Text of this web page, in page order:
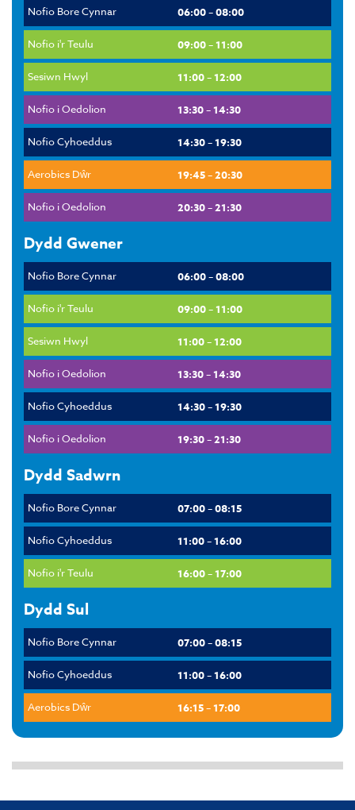
Nofio Bore Cynnar 06:00 – 08:00
Nofio i'r Teulu 09:00 – 11:00
Sesiwn Hwyl 11:00 – 12:00
Nofio i Oedolion 13:30 – 14:30
Nofio Cyhoeddus 14:30 – 19:30
Aerobics Dŵr 19:45 – 20:30
Nofio i Oedolion 20:30 – 21:30
Dydd Gwener
Nofio Bore Cynnar 06:00 – 08:00
Nofio i'r Teulu 09:00 – 11:00
Sesiwn Hwyl 11:00 – 12:00
Nofio i Oedolion 13:30 – 14:30
Nofio Cyhoeddus 14:30 – 19:30
Nofio i Oedolion 19:30 – 21:30
Dydd Sadwrn
Nofio Bore Cynnar 07:00 – 08:15
Nofio Cyhoeddus 11:00 – 16:00
Nofio i'r Teulu 16:00 – 17:00
Dydd Sul
Nofio Bore Cynnar 07:00 – 08:15
Nofio Cyhoeddus 11:00 – 16:00
Aerobics Dŵr 16:15 – 17:00